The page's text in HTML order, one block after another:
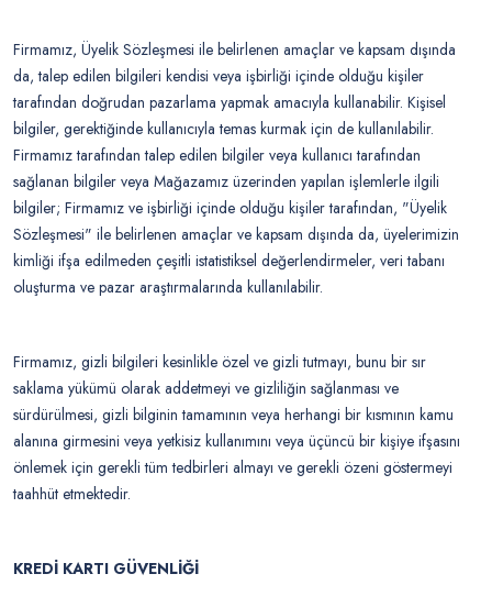
Firmamız, Üyelik Sözleşmesi ile belirlenen amaçlar ve kapsam dışında
da, talep edilen bilgileri kendisi veya işbirliği içinde olduğu kişiler
tarafından doğrudan pazarlama yapmak amacıyla kullanabilir. Kişisel
bilgiler, gerektiğinde kullanıcıyla temas kurmak için de kullanılabilir.
Firmamız tarafından talep edilen bilgiler veya kullanıcı tarafından
sağlanan bilgiler veya Mağazamız üzerinden yapılan işlemlerle ilgili
bilgiler; Firmamız ve işbirliği içinde olduğu kişiler tarafından, "Üyelik
Sözleşmesi" ile belirlenen amaçlar ve kapsam dışında da, üyelerimizin
kimliği ifşa edilmeden çeşitli istatistiksel değerlendirmeler, veri tabanı
oluşturma ve pazar araştırmalarında kullanılabilir.
Firmamız, gizli bilgileri kesinlikle özel ve gizli tutmayı, bunu bir sır
saklama yükümü olarak addetmeyi ve gizliliğin sağlanması ve
sürdürülmesi, gizli bilginin tamamının veya herhangi bir kısmının kamu
alanına girmesini veya yetkisiz kullanımını veya üçüncü bir kişiye ifşasını
önlemek için gerekli tüm tedbirleri almayı ve gerekli özeni göstermeyi
taahhüt etmektedir.
KREDİ KARTI GÜVENLİĞİ